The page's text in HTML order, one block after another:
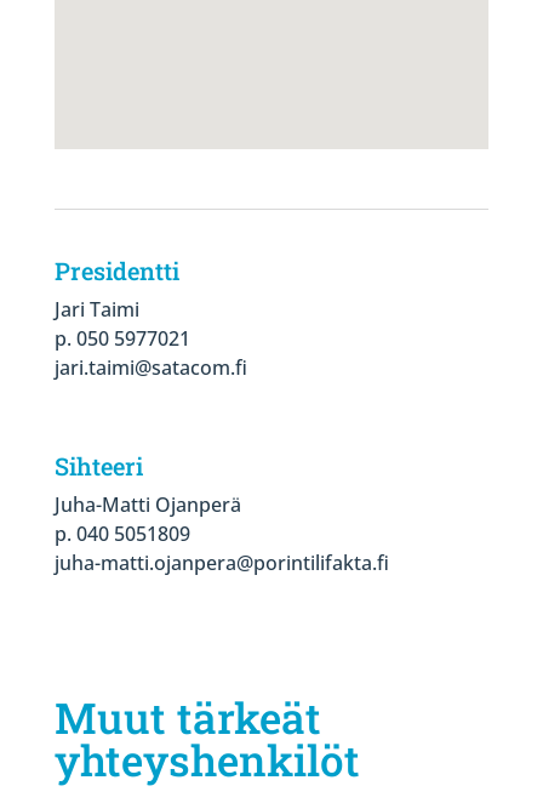
Presidentti
Jari Taimi
p. 050 5977021
jari.taimi@satacom.fi
Sihteeri
Juha-Matti Ojanperä
p. 040 5051809
juha-matti.ojanpera@porintilifakta.fi
Muut tärkeät
yhteyshenkilöt